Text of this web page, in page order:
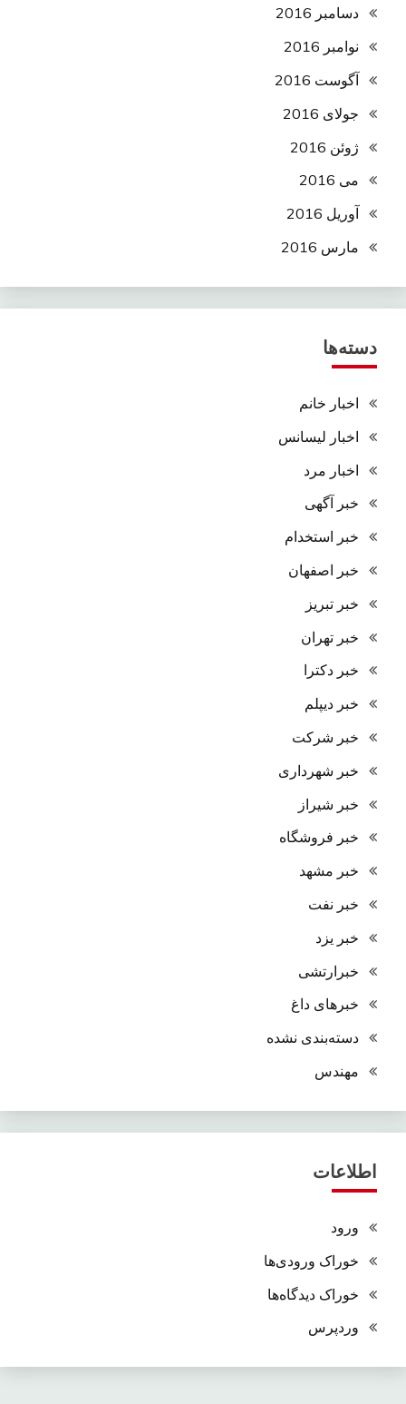
دسامبر 2016
نوامبر 2016
آگوست 2016
جولای 2016
ژوئن 2016
می 2016
آوریل 2016
مارس 2016
دسته‌ها
اخبار خانم
اخبار لیسانس
اخبار مرد
خبر آگهی
خبر استخدام
خبر اصفهان
خبر تبریز
خبر تهران
خبر دکترا
خبر دیپلم
خبر شرکت
خبر شهرداری
خبر شیراز
خبر فروشگاه
خبر مشهد
خبر نفت
خبر یزد
خبرارتشی
خبرهای داغ
دسته‌بندی نشده
مهندس
اطلاعات
ورود
خوراک ورودی‌ها
خوراک دیدگاه‌ها
وردپرس